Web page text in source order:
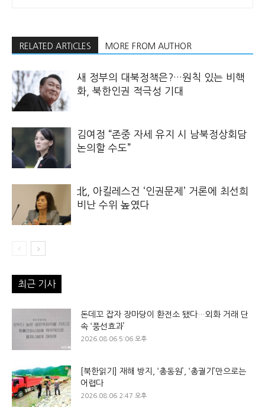
RELATED ARTICLES MORE FROM AUTHOR
새 정부의 대북정책은?…원칙 있는 비핵
화, 북한인권 적극성 기대
김여정 “존중 자세 유지 시 남북정상회담
논의할 수도”
北, 아킬레스건 ‘인권문제’ 거론에 최선희
비난 수위 높였다
최근 기사
돈데꼬 잡자 장마당이 환전소 됐다…외화 거래 단
속 ‘풍선효과’
2026.08.06 5:06 오후
[북한읽기] 재해 방지, ‘총동원’, ‘총궐기’만으로는
어렵다
2026.08.06 2:47 오후